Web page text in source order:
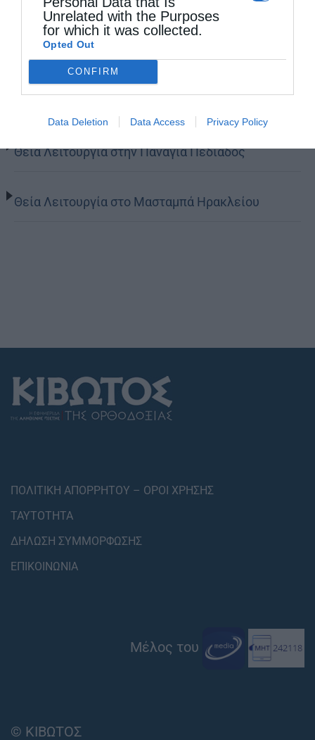
Unrelated with the Purposes
for which it was collected.
Opted Out
CONFIRM
Data Deletion Data Access Privacy Policy
σε όλα τα περίπτερα
Ιερά Παράκληση προς την Υπεραγία Θεοτόκο στα
Θεία Λειτουργία στην Παναγιά Πεδιάδος
Θεία Λειτουργία στο Μασταμπά Ηρακλείου
ΠΟΛΙΤΙΚΗ ΑΠΟΡΡΗΤΟΥ – ΟΡΟΙ ΧΡΗΣΗΣ
ΤΑΥΤΟΤΗΤΑ
ΔΗΛΩΣΗ ΣΥΜΜΟΡΦΩΣΗΣ
ΕΠΙΚΟΙΝΩΝΙΑ
Μέλος του
© ΚΙΒΩΤΟΣ